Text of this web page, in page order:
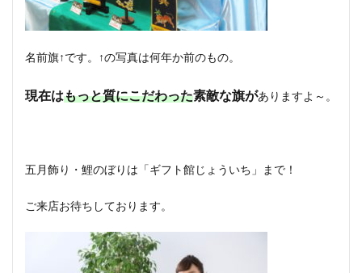
名前旗↑です。↑の写真は何年か前のもの。
現在はもっと質にこだわった素敵な旗がありますよ～。
五月飾り・鯉のぼりは「ギフト館じょういち」まで！
ご来店お待ちしております。